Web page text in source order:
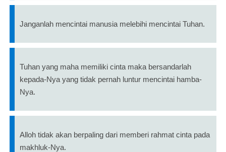
Janganlah mencintai manusia melebihi mencintai Tuhan.
Tuhan yang maha memiliki cinta maka bersandarlah
kepada-Nya yang tidak pernah luntur mencintai hamba-
Nya.
Alloh tidak akan berpaling dari memberi rahmat cinta pada
makhluk-Nya.